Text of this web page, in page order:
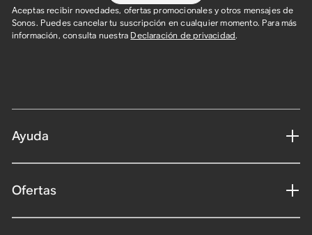
Aceptas recibir novedades, ofertas promocionales y otros mensajes de
Sonos. Puedes cancelar tu suscripción en cualquier momento. Para más
información, consulta nuestra Declaración de privacidad.
Ayuda
Ofertas